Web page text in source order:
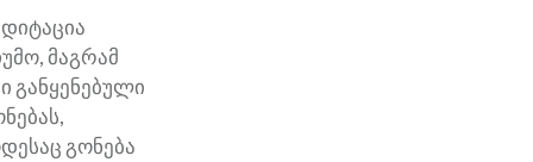
მაგრამ
განყენებული
გონება